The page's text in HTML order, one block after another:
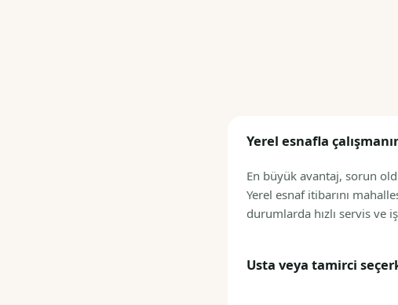
Yerel esnafla
En büyük avantaj, sorun
Yerel esnaf itibarını
durumlarda hızlı servis ve
Usta veya tamirci